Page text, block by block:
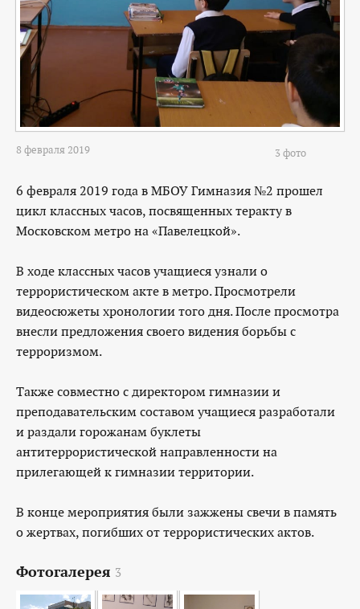
8 февраля 2019 3 фото
6 февраля 2019 года в МБОУ Гимназия №2 прошел
цикл классных часов, посвященных теракту в
Московском метро на «Павелецкой».
В ходе классных часов учащиеся узнали о
террористическом акте в метро. Просмотрели
видеосюжеты хронологии того дня. После просмотра
внесли предложения своего видения борьбы с
терроризмом.
Также совместно с директором гимназии и
преподавательским составом учащиеся разработали
и раздали горожанам буклеты
антитеррористической направленности на
прилегающей к гимназии территории.
В конце мероприятия были зажжены свечи в память
о жертвах, погибших от террористических актов.
Фотогалерея 3